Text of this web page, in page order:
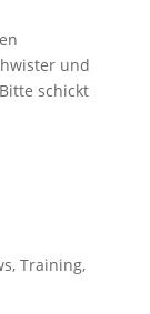
und
schickt
, Training,